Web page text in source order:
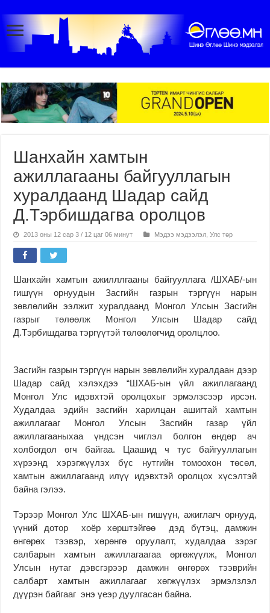
Шанхайн хамтын
ажиллагааны байгууллагын
хуралдаанд Шадар сайд
Д.Тэрбишдагва оролцов
2013 оны 12 сар 3 / 12 цаг 06 минут Мэдээ мэдээлэл ,Улс төр
Шанхайн хамтын ажилллгааны байгууллага /ШХАБ/-ын
гишүүн орнуудын Засгийн газрын тэргүүн нарын
зөвлөлийн ээлжит хуралдаанд Монгол Улсын Засгийн
газрыг төлөөлж Монгол Улсын Шадар сайд
Д.Тэрбишдагва тэргүүтэй төлөөлөгчид оролцлоо.
Засгийн газрын тэргүүн нарын зөвлөлийн хуралдаан дээр
Шадар сайд хэлэхдээ “ШХАБ-ын үйл ажиллагаанд
Монгол Улс идэвхтэй оролцохыг эрмэлзсээр ирсэн.
Худалдаа эдийн засгийн харилцан ашигтай хамтын
ажиллагааг Монгол Улсын Засгийн газар үйл
ажиллагааныхаа үндсэн чиглэл болгон өндөр ач
холбогдол өгч байгаа. Цаашид ч тус байгууллагын
хүрээнд хэрэгжүүлэх бүс нутгийн томоохон төсөл,
хамтын ажиллагаанд илүү идэвхтэй оролцох хүсэлтэй
байна гэлээ.
Тэрээр Монгол Улс ШХАБ-ын гишүүн, ажиглагч орнууд,
үүний дотор хоёр хөрштэйгөө дэд бүтэц, дамжин
өнгөрөх тээвэр, хөрөнгө оруулалт, худалдаа зэрэг
салбарын хамтын ажиллагаагаа өргөжүүлж, Монгол
Улсын нутаг дэвсгэрээр дамжин өнгөрөх тээврийн
салбарт хамтын ажиллагааг хөгжүүлэх эрмэлзлэл
дүүрэн байгааг энэ үеэр дуулгасан байна.